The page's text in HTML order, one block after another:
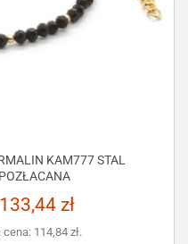
KAM777 STAL
133,44 zł
cena: 114,84 zł.